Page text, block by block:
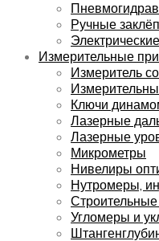
Ручные
Измерительные
Измеритель
Ключи
Лазерные
Лазерные
Микрометры
Нивелиры
Нутромеры,
Угломеры и